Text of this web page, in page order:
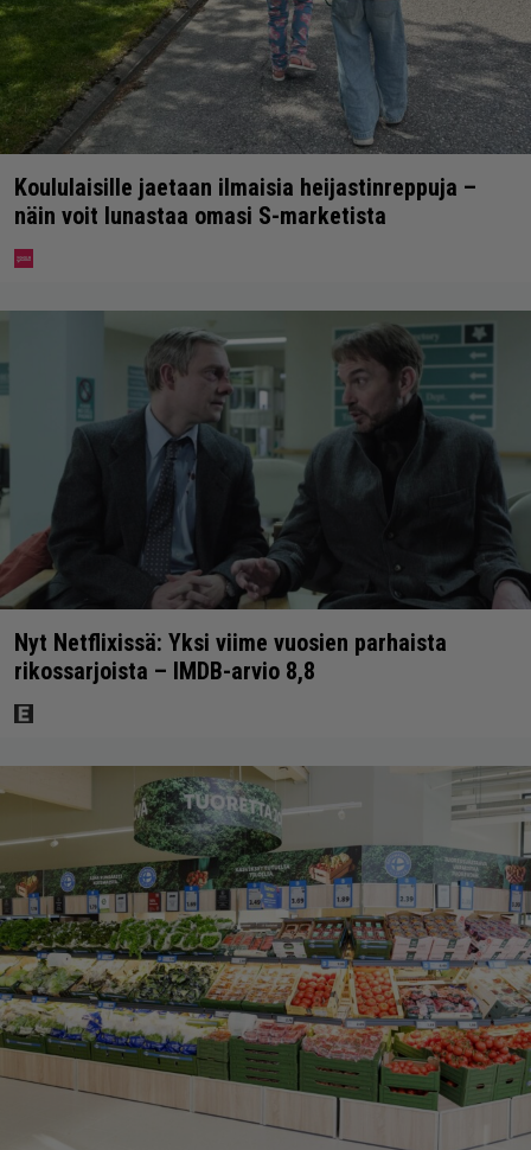
Koululaisille jaetaan ilmaisia heijastinreppuja –
näin voit lunastaa omasi S-marketista
Nyt Netflixissä: Yksi viime vuosien parhaista
rikossarjoista – IMDB-arvio 8,8